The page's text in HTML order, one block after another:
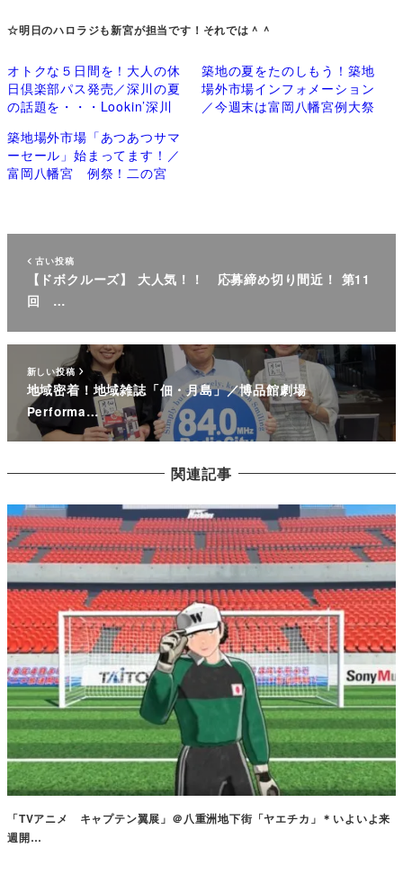
☆明日のハロラジも新宮が担当です！それでは＾＾
オトクな５日間を！大人の休
日倶楽部パス発売／深川の夏
の話題を・・・Lookin’深川
築地の夏をたのしもう！築地
場外市場インフォメーション
／今週末は富岡八幡宮例大祭
築地場外市場「あつあつサマ
ーセール」始まってます！／
富岡八幡宮 例祭！二の宮
古い投稿
【ドボクルーズ】 大人気！！ 応募締め切り間近！ 第11
回 …
新しい投稿
地域密着！地域雑誌「佃・月島」／博品館劇場
Performa…
関連記事
「TVアニメ キャプテン翼展」＠八重洲地下街「ヤエチカ」＊いよいよ来
週開…